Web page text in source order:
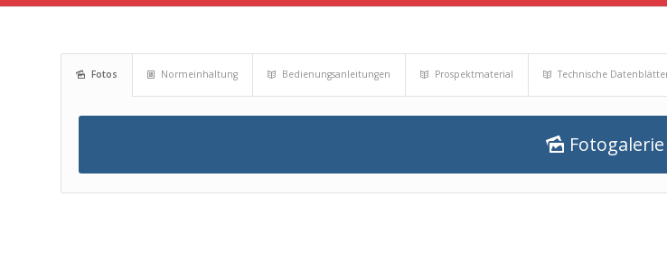
Fotos Normeinhaltung Bedienungsanleitungen Prospektmaterial Technische
Fotogalerie